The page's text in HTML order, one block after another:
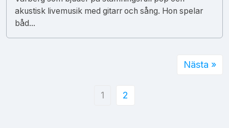
akustisk livemusik med gitarr och sång. Hon spelar
båd...
1 2
Nästa »